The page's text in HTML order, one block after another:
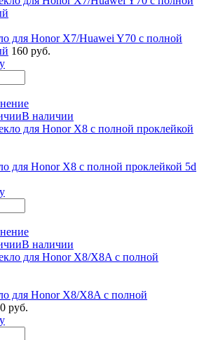
для Honor X7/Huawei Y70 с полной
160 руб.
В наличии
для Honor X8 с полной проклейкой 5d
В наличии
для Honor X8/X8A с полной
руб.